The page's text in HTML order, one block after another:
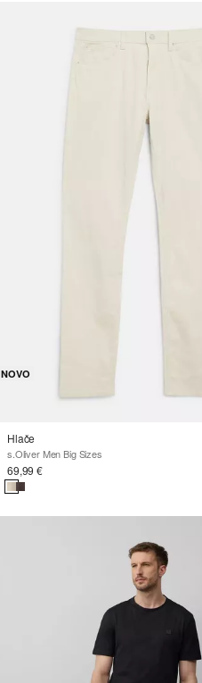
NOVO
Hlače
s.Oliver Men Big Sizes
69,99 €